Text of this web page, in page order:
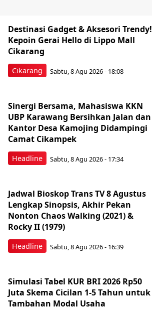
Cikarang
Destinasi Gadget & Aksesori Trendy!
Kepoin Gerai Hello di Lippo Mall
Cikarang
Sabtu, 8 Agu 2026 - 18:08
Headline
Sinergi Bersama, Mahasiswa KKN
UBP Karawang Bersihkan Jalan dan
Kantor Desa Kamojing Didampingi
Camat Cikampek
Sabtu, 8 Agu 2026 - 17:34
Headline
Jadwal Bioskop Trans TV 8 Agustus
Lengkap Sinopsis, Akhir Pekan
Nonton Chaos Walking (2021) &
Rocky II (1979)
Sabtu, 8 Agu 2026 - 16:39
Simulasi Tabel KUR BRI 2026 Rp50
Juta Skema Cicilan 1-5 Tahun untuk
Tambahan Modal Usaha